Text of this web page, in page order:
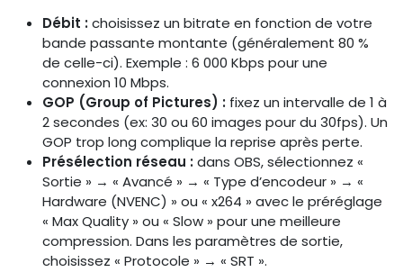
Débit :choisissez un bitrate en fonction de votre
bande passante montante (généralement 80 %
de celle-ci). Exemple : 6 000 Kbps pour une
connexion 10 Mbps.
GOP (Group of Pictures) : fixez un intervalle de 1 à
2 secondes (ex: 30 ou 60 images pour du 30fps). Un
GOP trop long complique la reprise après perte.
Présélection réseau :dans OBS, sélectionnez «
Sortie » → « Avancé » → « Type d’encodeur » → «
Hardware (NVENC) » ou « x264 » avec le préréglage
« Max Quality » ou « Slow » pour une meilleure
compression. Dans les paramètres de sortie,
choisissez « Protocole » → « SRT ».